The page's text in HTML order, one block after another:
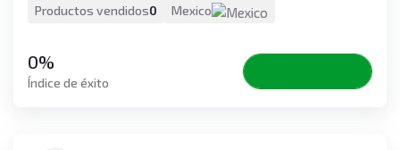
Productos vendidos0 Mexico
0%
Índice de éxito